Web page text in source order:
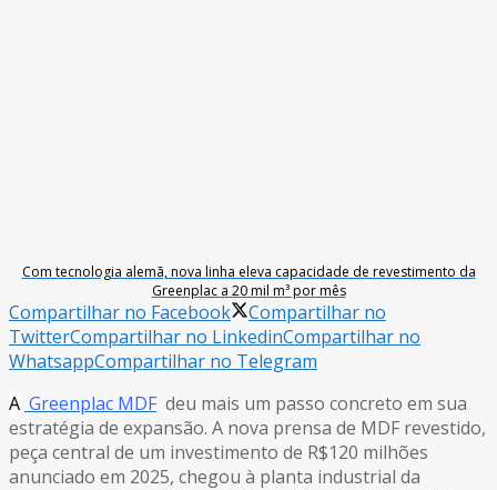
Com tecnologia alemã, nova linha eleva capacidade de revestimento da
Greenplac a 20 mil m³ por mês
Compartilhar no Facebook
Compartilhar no
TwitterCompartilhar no LinkedinCompartilhar no
WhatsappCompartilhar no Telegram
A Greenplac MDF deu mais um passo concreto em sua
estratégia de expansão. A nova prensa de MDF revestido,
peça central de um investimento de R$120 milhões
anunciado em 2025, chegou à planta industrial da